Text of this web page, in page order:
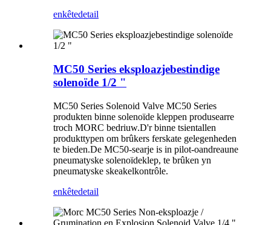
enkêtedetail
MC50 Series eksploazjebestindige
solenoïde 1/2 "
MC50 Series Solenoid Valve MC50 Series
produkten binne solenoïde kleppen produsearre
troch MORC bedriuw.D'r binne tsientallen
produkttypen om brûkers ferskate gelegenheden
te bieden.De MC50-searje is in pilot-oandreaune
pneumatyske solenoïdeklep, te brûken yn
pneumatyske skeakelkontrôle.
enkêtedetail